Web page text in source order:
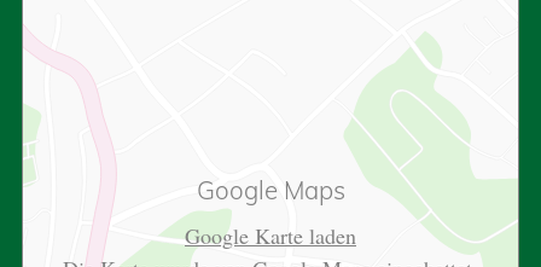
Google Maps
Google Karte laden